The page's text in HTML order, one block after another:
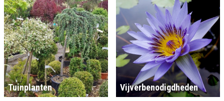
Tuinplanten Vijverbenodigdheden